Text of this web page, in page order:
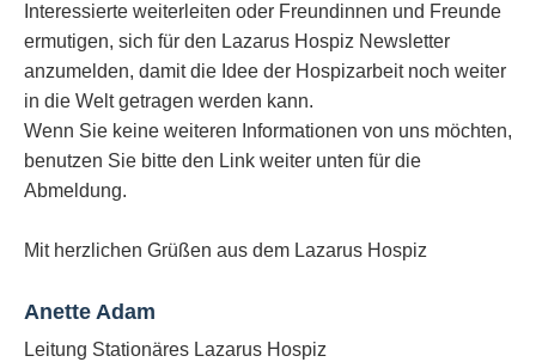
Interessierte weiterleiten oder Freundinnen und Freunde
ermutigen, sich für den Lazarus Hospiz Newsletter
anzumelden, damit die Idee der Hospizarbeit noch weiter
in die Welt getragen werden kann.
Wenn Sie keine weiteren Informationen von uns möchten,
benutzen Sie bitte den Link weiter unten für die
Abmeldung.
Mit herzlichen Grüßen aus dem Lazarus Hospiz
Anette Adam
Leitung Stationäres Lazarus Hospiz